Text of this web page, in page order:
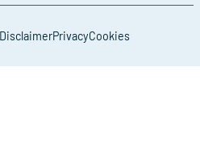
PrivacyCookies